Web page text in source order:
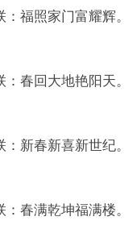
福照家门富耀辉。
春回大地艳阳天。
新春新喜新世纪。
春满乾坤福满楼。